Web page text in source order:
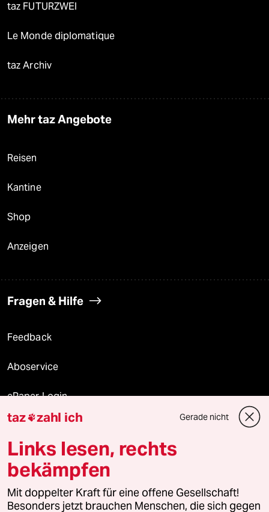
taz FUTURZWEI
Le Monde diplomatique
taz Archiv
Mehr taz Angebote
Reisen
Kantine
Shop
Anzeigen
Fragen & Hilfe
Feedback
Aboservice
ePaper Login
Downloads für Abonnierende
© 2026 taz Verlags und Vertriebs GmbH
Alle Rechte vorbehalten. Bei rechtlichen Fragen oder für Genehmigungen
wenden Sie sich bitte an
lizenzen@taz.de
taz zahl ich Gerade nicht
Links lesen, rechts
bekämpfen
Mit doppelter Kraft für eine offene Gesellschaft!
Besonders jetzt brauchen Menschen, die sich gegen